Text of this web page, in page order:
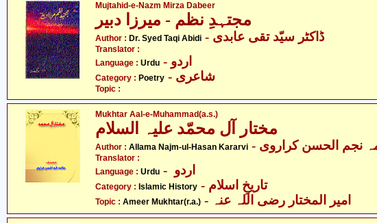
Mujtahid-e-Nazm Mirza Dabeer
مجتہدِ نظم - میرزا دبیر
Author : Dr. Syed Taqi Abidi - ڈاکٹر سیّد تقی عابدی
Translator :
Language : Urdu - اردو
Category : Poetry - شاعری
Topic :
Mukhtar Aal-e-Muhammad(a.s.)
Author : Allama Najm-ul-Hasan Kararvi نجم الحسن کراروی
Translator :
Language : Urdu
Category : Islamic History - تاریخِ اسلام
Topic : Ameer Mukhtar(r.a.) - امیر المختار رضی اللہ عنہ